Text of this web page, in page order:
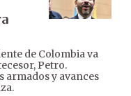
de Colombia va
Petro.
armados y avances